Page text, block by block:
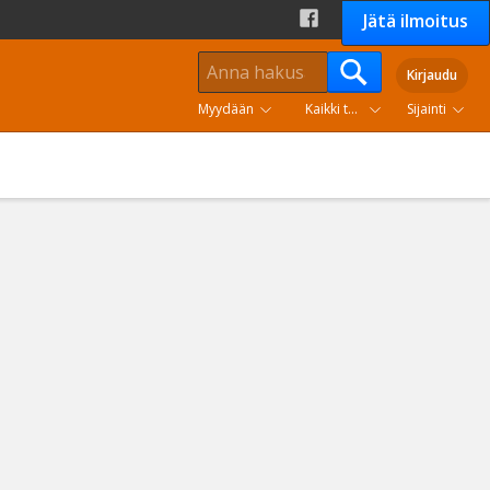
Jätä ilmoitus
Kirjaudu
Myydään
Kaikki tuoteryhmät Sijainti